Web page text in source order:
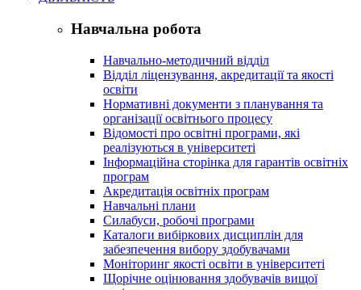
Навчальна робота
Навчально-методичний відділ
Відділ ліцензування, акредитації та якості
освіти
Нормативні документи з планування та
організації освітнього процесу
Відомості про освітні програми, які
реалізуються в університеті
Інформаційна сторінка для гарантів освітніх
програм
Акредитація освітніх програм
Навчальні плани
Силабуси, робочі програми
Каталоги вибіркових дисциплін для
забезпечення вибору здобувачами
Моніторинг якості освіти в університеті
Щорічне оцінювання здобувачів вищої